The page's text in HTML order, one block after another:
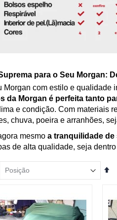
para o Seu Morgan:
Morgan com estilo e
da Morgan é perfeita tanto
e condição. Com materiais
chuva, poeira e arranhões,
mesmo a tranquilidade de
de alta qualidade, seja